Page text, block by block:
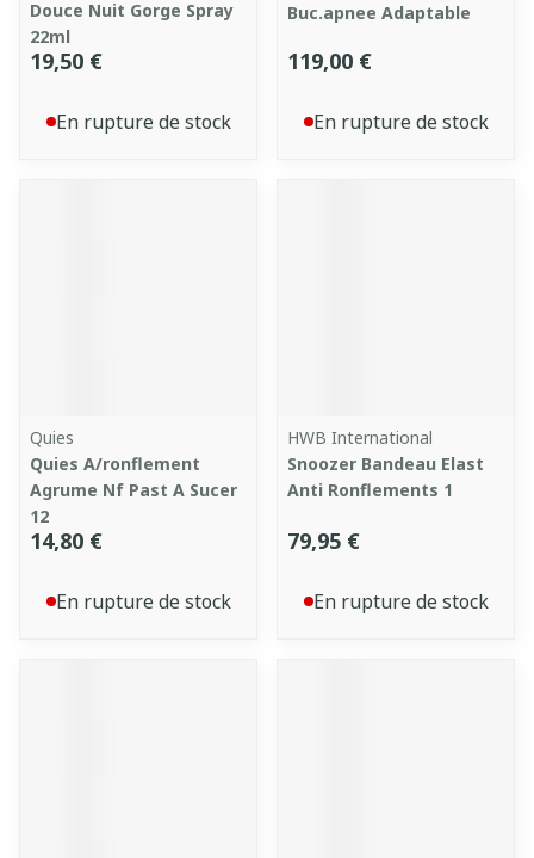
Douce Nuit Gorge Spray
22ml
19,50 €
En rupture de stock
Buc.apnee Adaptable
119,00 €
En rupture de stock
Quies
Quies A/ronflement
Agrume Nf Past A Sucer
12
14,80 €
En rupture de stock
HWB International
Snoozer Bandeau Elast
Anti Ronflements 1
79,95 €
En rupture de stock